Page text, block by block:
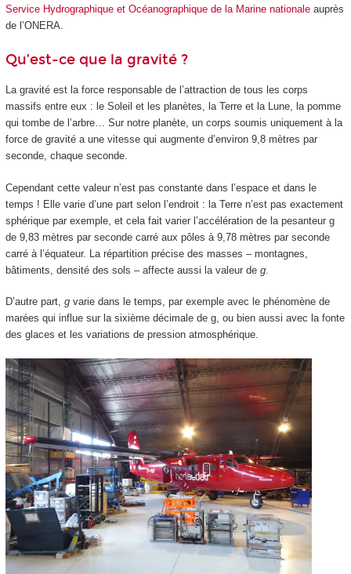
Service Hydrographique et Océanographique de la Marine nationaleauprès
de l’ONERA.
Qu’est-ce que la gravité ?
La gravité est la force responsable de l’attraction de tous les corps
massifs entre eux : le Soleil et les planètes, la Terre et la Lune, la pomme
qui tombe de l’arbre… Sur notre planète, un corps soumis uniquement à la
force de gravité a une vitesse qui augmente d’environ 9,8 mètres par
seconde, chaque seconde.
Cependant cette valeur n’est pas constante dans l’espace et dans le
temps ! Elle varie d’une part selon l’endroit : la Terre n’est pas exactement
sphérique par exemple, et cela fait varier l’accélération de la pesanteur g
de 9,83 mètres par seconde carré aux pôles à 9,78 mètres par seconde
carré à l’équateur. La répartition précise des masses – montagnes,
bâtiments, densité des sols – affecte aussi la valeur de g.
D’autre part, gvarie dans le temps, par exemple avec le phénomène de
marées qui influe sur la sixième décimale de g, ou bien aussi avec la fonte
des glaces et les variations de pression atmosphérique.